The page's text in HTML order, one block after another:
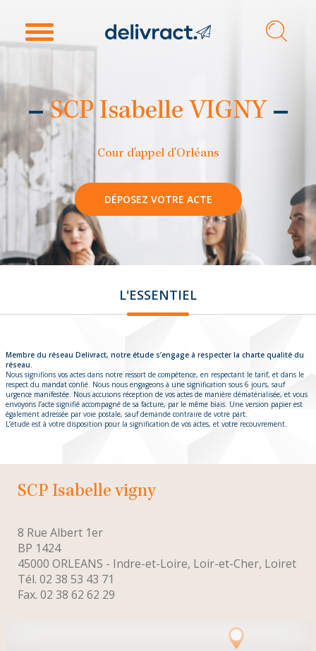
SCP Isabelle VIGNY
Cour d'appel d'Orléans
DÉPOSEZ VOTRE ACTE
L'ESSENTIEL
Membre du réseau Delivract, notre étude s’engage à respecter la charte qualité du
réseau.
Nous signifions vos actes dans notre ressort de compétence, en respectant le tarif, et dans le
respect du mandat confié. Nous nous engageons à une signification sous 6 jours, sauf
urgence manifestée. Nous accusons réception de vos actes de manière dématérialisée, et vous
envoyons l’acte signifié accompagné de sa facture, par le même biais. Une version papier est
également adressée par voie postale, sauf demande contraire de votre part.
L’étude est à votre disposition pour la signification de vos actes, et votre recouvrement.
SCP isabelle vigny
8 Rue Albert 1er
BP 1424
45000 ORLEANS - Indre-et-Loire, Loir-et-Cher, Loiret
Tél. 02 38 53 43 71
Fax. 02 38 62 62 29